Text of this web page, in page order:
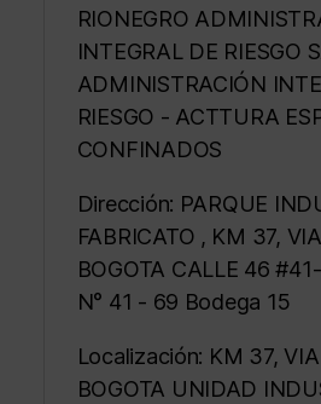
RIONEGRO
INTEGRAL DE RIESGO
ADMINISTRACIÓN
RIESGO - ACTTURA
CONFINADOS
Dirección: PARQUE
FABRICATO , KM 37,
BOGOTA CALLE 46
N° 41 - 69 Bodega 15
Localización: KM 37,
BOGOTA UNIDAD